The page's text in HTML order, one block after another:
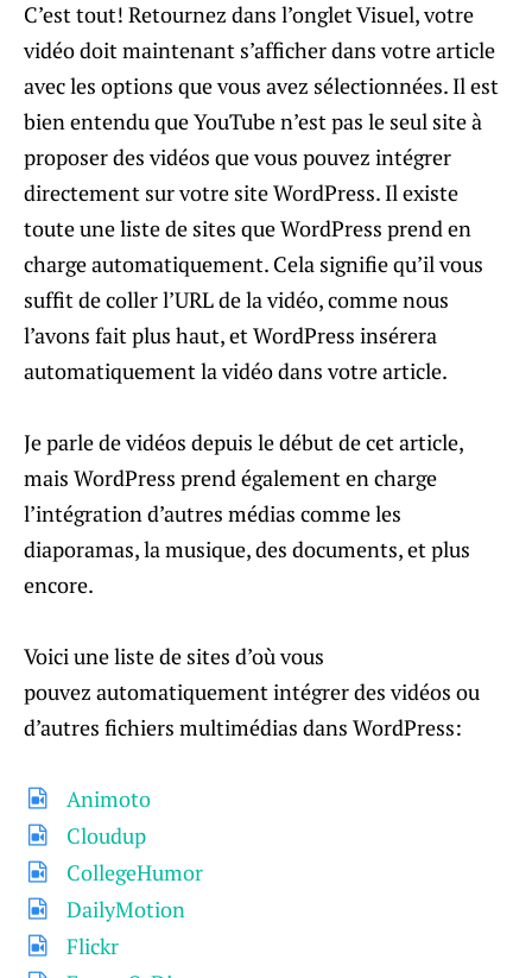
C’est tout! Retournez dans l’onglet Visuel, votre
vidéo doit maintenant s’afficher dans votre article
avec les options que vous avez sélectionnées. Il est
bien entendu que YouTube n’est pas le seul site à
proposer des vidéos que vous pouvez intégrer
directement sur votre site WordPress. Il existe
toute une liste de sites que WordPress prend en
charge automatiquement. Cela signifie qu’il vous
suffit de coller l’URL de la vidéo, comme nous
l’avons fait plus haut, et WordPress insérera
automatiquement la vidéo dans votre article.
Je parle de vidéos depuis le début de cet article,
mais WordPress prend également en charge
l’intégration d’autres médias comme les
diaporamas, la musique, des documents, et plus
encore.
Voici une liste de sites d’où vous
pouvez automatiquement intégrer des vidéos ou
d’autres fichiers multimédias dans WordPress:
Animoto
Cloudup
CollegeHumor
DailyMotion
Flickr